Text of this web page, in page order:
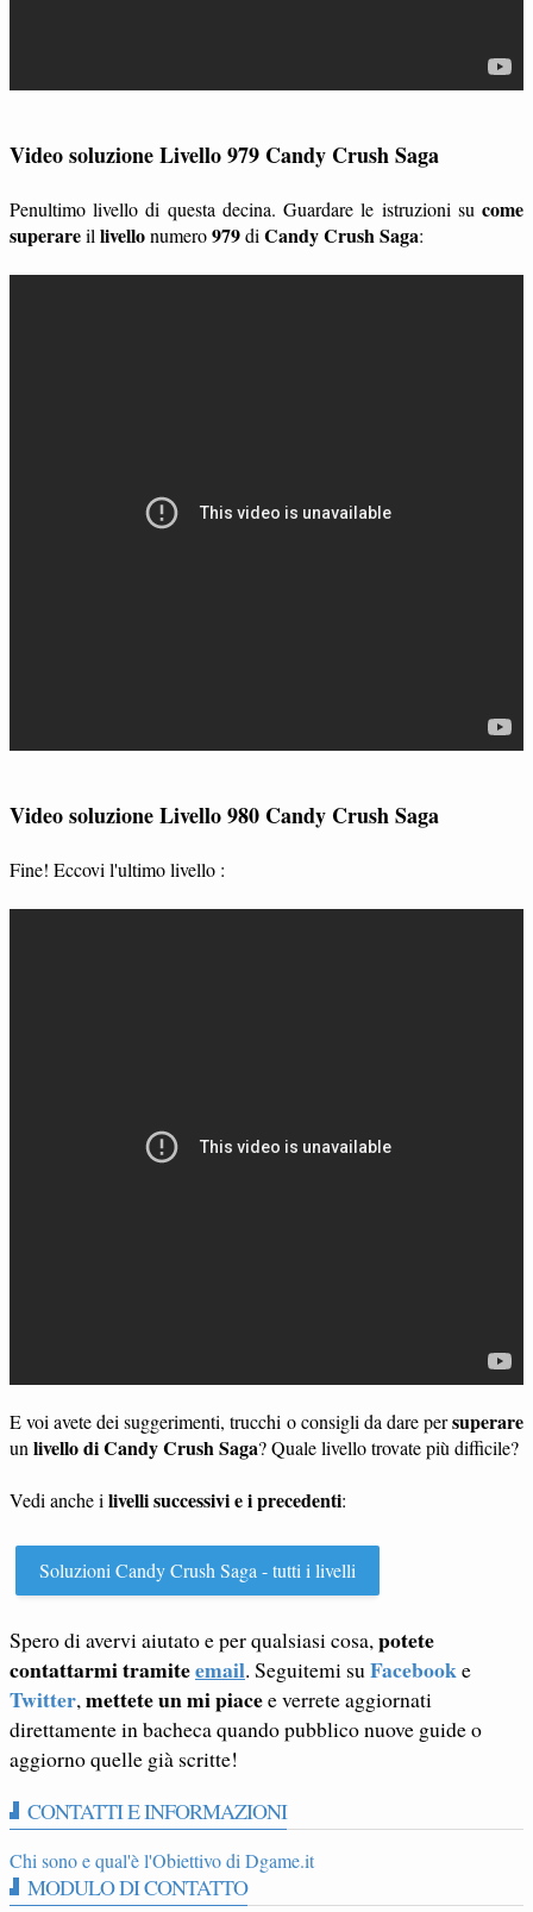
Video soluzione Livello 979 Candy Crush Saga
Penultimo livello di questa decina. Guardare le istruzioni su come
superareil livellonumero979di Candy Crush Saga:
Video soluzione Livello 980 Candy Crush Saga
Fine! Eccovi l'ultimo livello :
E voi avete dei suggerimenti, trucchi o consigli da dare persuperare
un livello di Candy Crush Saga? Quale livello trovate più difficile?
Vedi anche i livelli successivi e i precedenti:
Soluzioni Candy Crush Saga - tutti i livelli
Spero di avervi aiutato e per qualsiasi cosa,potete
contattarmi tramiteemail. Seguitemi suFacebooke
Twitter,mettete un mi piacee verrete aggiornati
direttamente in bacheca quando pubblico nuove guide o
aggiorno quelle già scritte!
CONTATTI E INFORMAZIONI
Chi sono e qual'è l'Obiettivo di Dgame.it
MODULO DI CONTATTO